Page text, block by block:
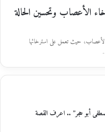
الأعصاب وتحسين الحالة
حیث تعمل على استرخائها
أبو حجر” .. اعرف القصة